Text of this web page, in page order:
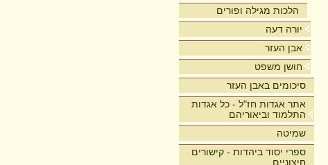
הלכות מגילה ופורים
יורה דעה
אבן העזר
חושן משפט
סיכומים באבן העזר
אתר אגדות חז"ל - כל אגדות
התלמוד וביאוריהם
שמיטה
ספרי יסוד ביהדות - קישורים
חיצוניים